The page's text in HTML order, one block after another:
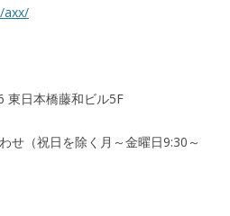
axx/
東日本橋藤和ビル5F
せ（祝日を除く月～金曜日9:30～